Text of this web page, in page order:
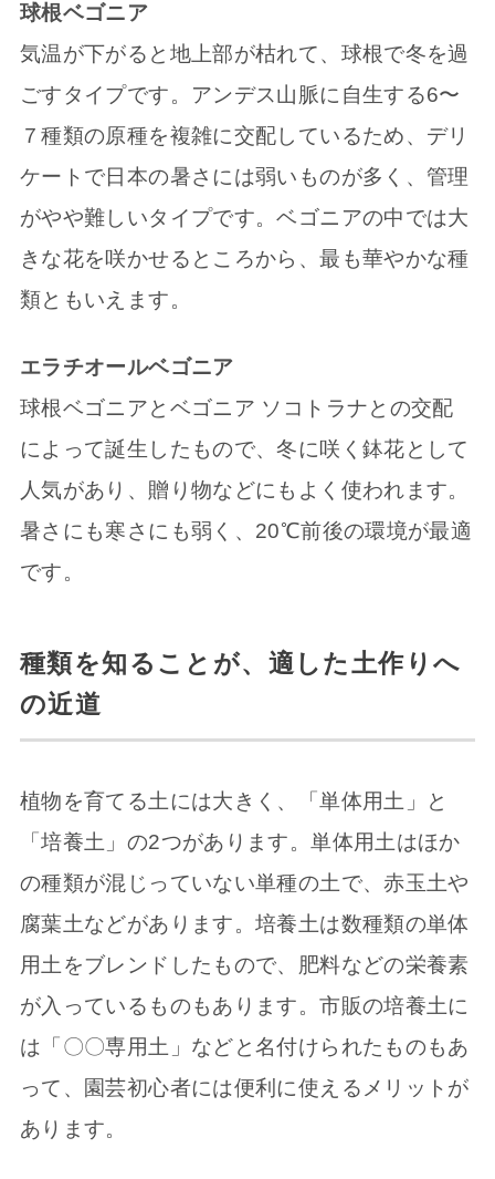
球根ベゴニア
気温が下がると地上部が枯れて、球根で冬を過
ごすタイプです。アンデス山脈に自生する6〜
７種類の原種を複雑に交配しているため、デリ
ケートで日本の暑さには弱いものが多く、管理
がやや難しいタイプです。ベゴニアの中では大
きな花を咲かせるところから、最も華やかな種
類ともいえます。
エラチオールベゴニア
球根ベゴニアとベゴニア ソコトラナとの交配
によって誕生したもので、冬に咲く鉢花として
人気があり、贈り物などにもよく使われます。
暑さにも寒さにも弱く、20℃前後の環境が最適
です。
種類を知ることが、適した土作りへ
の近道
植物を育てる土には大きく、「単体用土」と
「培養土」の2つがあります。単体用土はほか
の種類が混じっていない単種の土で、赤玉土や
腐葉土などがあります。培養土は数種類の単体
用土をブレンドしたもので、肥料などの栄養素
が入っているものもあります。市販の培養土に
は「〇〇専用土」などと名付けられたものもあ
って、園芸初心者には便利に使えるメリットが
あります。